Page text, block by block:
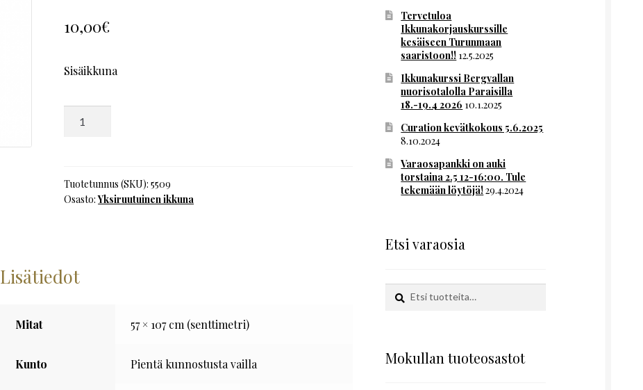
10,00€
Sisäikkuna
L57
määrä
Tuotetunnus (SKU):5509
Osasto:Yksiruutuinen ikkuna
Lisätiedot
Mitat 57 × 107 cm (senttimetri)
Kunto Pientä kunnostusta vailla
Tervetuloa
Ikkunakorjauskurssille
kesäiseen Turunmaan
saaristoon!! 12.5.2025
Ikkunakurssi Bergvallan
nuorisotalolla Paraisilla
18.-19.4 2026 10.1.2025
Curation kevätkokous 5.6.2025
8.10.2024
Varaosapankki on auki
torstaina 2.5 12-16:00. Tule
tekemään löytöjä!29.4.2024
Etsi varaosia
Etsi:
Haku
Mokullan tuoteosastot